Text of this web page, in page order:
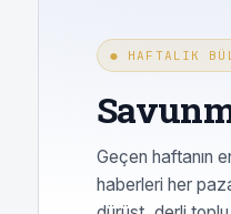
● HAFTALIK
Geçen haftanın
haberleri her